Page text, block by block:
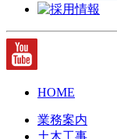
HOME
業務案内
土木工事